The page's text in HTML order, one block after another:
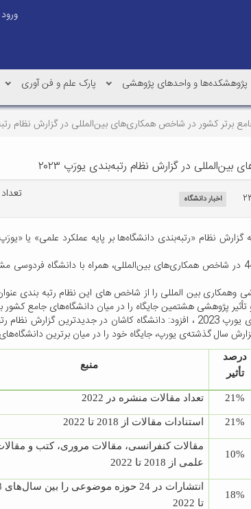
ورود
پژوهشکده‌ها و واحدهای پژوهشی پارک علم و فن آوری
برتر کشور در شاخص همکاری‌های بین‌المللی در گزارش نظام
در گزارش نظام رتبه‌بندی یورَپ ۲۰۲۳
اخبار دانشگاه تعداد
دکتر احمدی‌زاده افزود: بر اساس این گزارش، دانشگاه کاشان با احراز امتیاز 44.46 در شاخص
وهمکاری بین المللی را از شاخص های این نظام رتبه بندی
پژوهشی هشتمین جایگاه را در میان دانشگاه‌های جامع
درصد
تأثیر
منبع
21% تعداد مقالات منشره در 2022
21% استنادات مقالات از 2018 تا 2022
10%
مقالات کنفرانسی، مقالات مروری، کتب و
علمی از 2018 تا 2022
18%
تا 2022